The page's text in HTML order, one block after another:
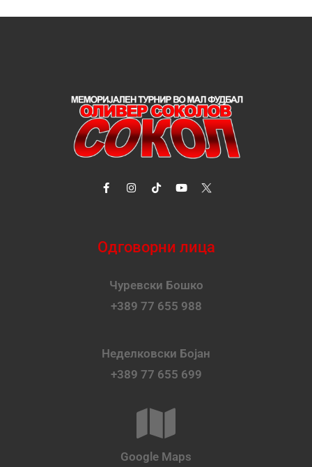
Одговорни лица
Чуревски Бошко
+389 77 655 988
Неделковски Бојан
+389 77 655 699
Google Maps